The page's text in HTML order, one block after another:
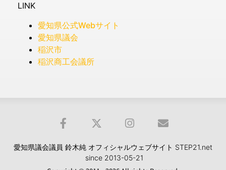
LINK
愛知県公式Webサイト
愛知県議会
稲沢市
稲沢商工会議所
愛知県議会議員 鈴木純 オフィシャルウェブサイト STEP21.net
since 2013-05-21